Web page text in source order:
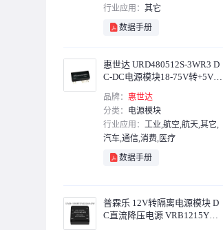
行业应用： 其它
数据手册
惠世达 URD480512S-3WR3 D
C-DC电源模块18-75V转+5V0.
品牌： 惠世达
分类： 电源模块
行业应用： 工业,航空,航天,其它,
汽车,通信,消费,医疗
数据手册
普霖乐 12V转隔离电源模块 D
C直流降压电源 VRB1215YMD